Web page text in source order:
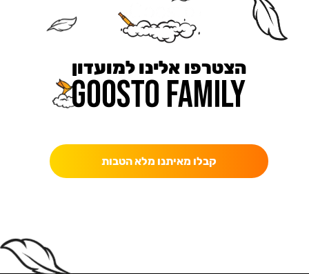
הצטרפו אלינו למועדון
קבלו מאיתנו מלא הטבות